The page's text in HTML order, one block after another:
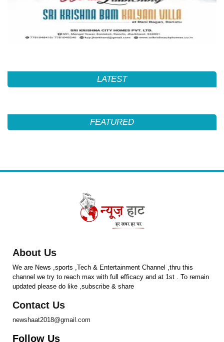
LATEST
FEATURED
About Us
We are News ,sports ,Tech & Entertainment Channel ,thru this
channel we try to reach max with full efficacy and at 1st . To remain
updated please do like ,subscribe & share
Contact Us
newshaat2018@gmail.com
Follow Us